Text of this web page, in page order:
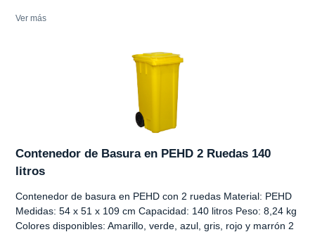
Ver más
Contenedor de Basura en PEHD 2 Ruedas 140
litros
Contenedor de basura en PEHD con 2 ruedas Material: PEHD
Medidas: 54 x 51 x 109 cm Capacidad: 140 litros Peso: 8,24 kg
Colores disponibles: Amarillo, verde, azul, gris, rojo y marrón 2